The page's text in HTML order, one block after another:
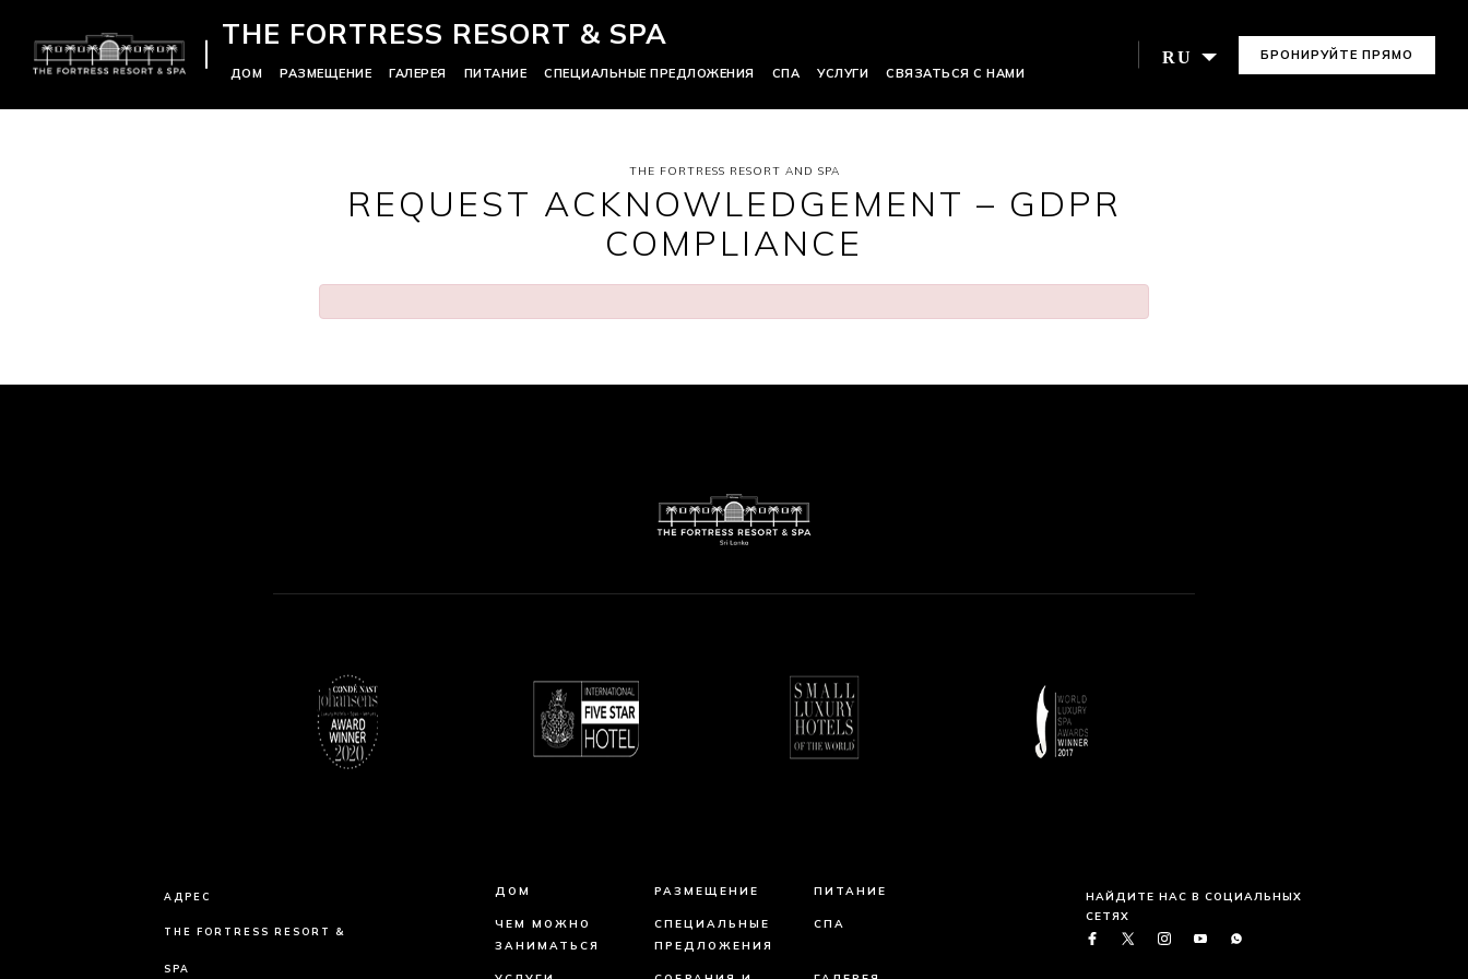
THE FORTRESS RESORT & SPA
ДОМ РАЗМЕЩЕНИЕ ГАЛЕРЕЯ ПИТАНИЕ СПЕЦИАЛЬНЫЕ ПРЕДЛОЖЕНИЯ СПА УСЛУГИ СВЯЗАТЬСЯ С НАМИ
RU БРОНИРУЙТЕ ПРЯМО
THE FORTRESS RESORT AND SPA
REQUEST ACKNOWLEDGEMENT – GDPR
COMPLIANCE
АДРЕС
THE FORTRESS RESORT &
SPA
ДОМ РАЗМЕЩЕНИЕ ПИТАНИЕ
ЧЕМ МОЖНО
ЗАНИМАТЬСЯ
СПЕЦИАЛЬНЫЕ
ПРЕДЛОЖЕНИЯ
СПА
НАЙДИТЕ НАС В СОЦИАЛЬНЫХ
СЕТЯХ